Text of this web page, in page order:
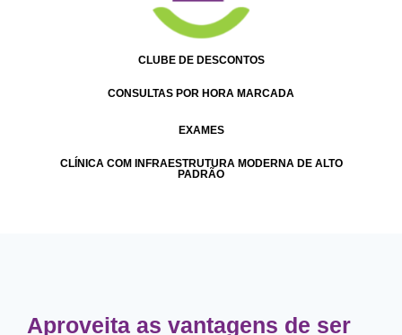
CLUBE DE DESCONTOS
CONSULTAS POR HORA MARCADA
EXAMES
CLÍNICA COM INFRAESTRUTURA MODERNA DE ALTO
PADRÃO
Aproveita as vantagens de ser